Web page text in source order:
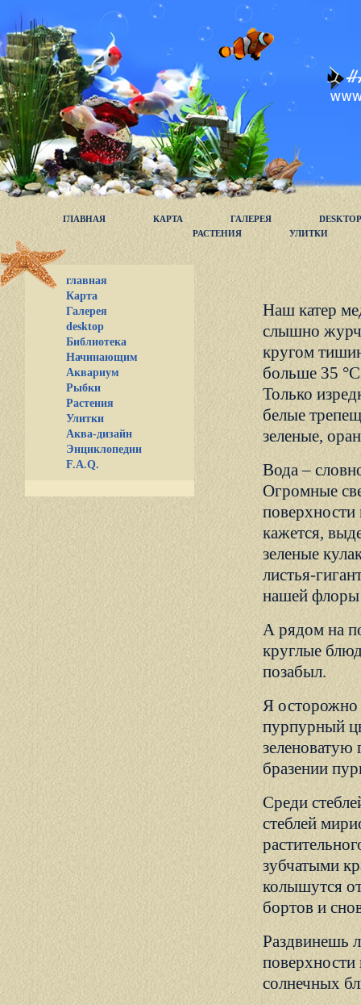
ГЛАВНАЯ КАРТА ГАЛЕРЕЯ
DESKTOP
РАСТЕНИЯ
УЛИТКИ
главная
Карта
Галерея
desktop
Библиотека
Начинающим
Аквариум
Рыбки
Растения
Улитки
Аква-дизайн
Энциклопедии
F.A.Q.
Наш катер
слышно
кругом
больше 35
Только
белые
зеленые,
Вода –
Огромные
кажется,
зеленые
листья-
нашей флоры
А рядом на
круглые
позабыл.
Я осторожно
пурпурный
зеленоватую
бразении
Среди
стеблей
зубчатыми
колышутся
бортов и
Раздвинешь
поверхности
солнечных